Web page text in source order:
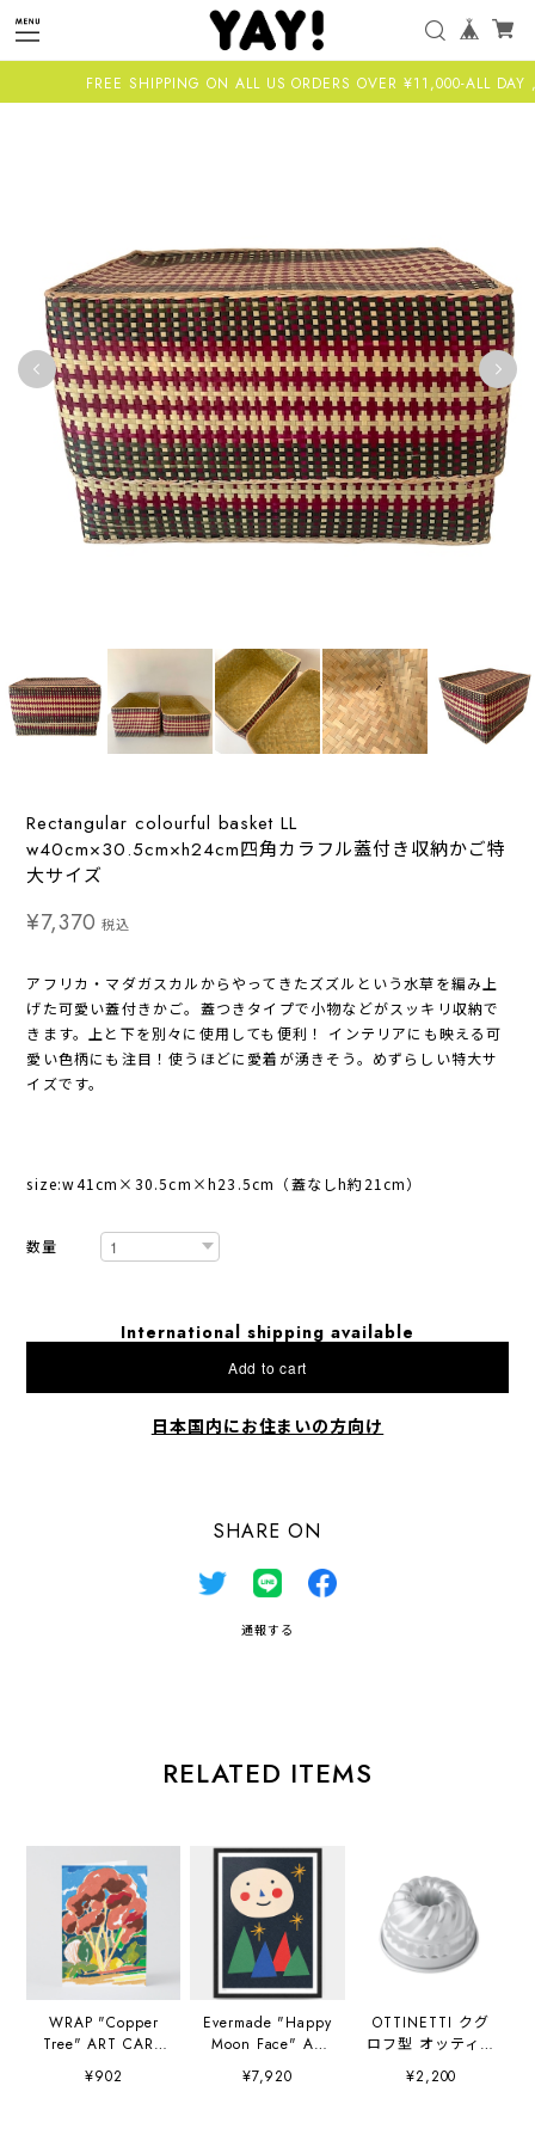
FREE SHIPPING ON ALL US ORDERS OVER ¥11,000-ALL DAY
Rectangular colourful basket LL
w40cm×30.5cm×h24cm四角カラフル蓋付き収納かご特
大サイズ
¥7,370 税込
アフリカ・マダガスカルからやってきたズズルという水草を編み上
げた可愛い蓋付きかご。蓋つきタイプで小物などがスッキリ収納で
きます。上と下を別々に使用しても便利！ インテリアにも映える可
愛い色柄にも注目！使うほどに愛着が湧きそう。めずらしい特大サ
イズです。
size:w41cm×30.5cm×h23.5cm（蓋なしh約21cm）
数量
International shipping available
Add to cart
日本国内にお住まいの方向け
SHARE ON
通報する
RELATED ITEMS
WRAP "Copper
Tree" ART CARD
Artwork by
Charlotte Trounce
¥902
Evermade "Happy
Moon Face" A3
(297×420mm) Art
Print Artwork by
¥7,920
OTTINETTI クグ
ロフ型 オッティネ
ッティ社
¥2,200